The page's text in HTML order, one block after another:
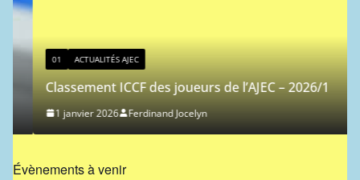
ACTUALITÉS AJEC
Classement ICCF des joueurs de l’AJEC – 2026/1
1 janvier 2026 Ferdinand Jocelyn
Évènements à venir